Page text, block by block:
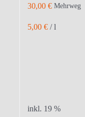
30,00 € Mehrweg
5,00 € /l
inkl. 19 %